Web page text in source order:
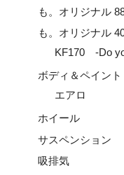
も。オリジナル
も。オリジナル
KF170 -Do
ボディ＆ペイント
エアロ
ホイール
サスペンション
吸排気